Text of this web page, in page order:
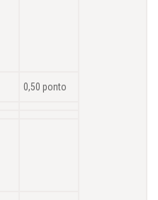
0,50 ponto